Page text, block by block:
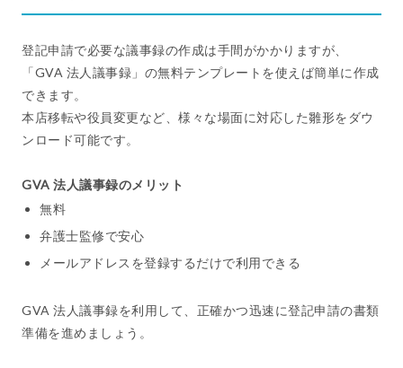
登記申請で必要な議事録の作成は手間がかかりますが、
「GVA 法人議事録」の無料テンプレートを使えば簡単に作成
できます。
本店移転や役員変更など、様々な場面に対応した雛形をダウ
ンロード可能です。
GVA 法人議事録のメリット
無料
弁護士監修で安心
メールアドレスを登録するだけで利用できる
GVA 法人議事録を利用して、正確かつ迅速に登記申請の書類
準備を進めましょう。